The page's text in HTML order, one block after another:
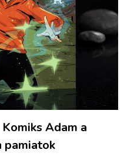
Komiks Adam a
pamiatok